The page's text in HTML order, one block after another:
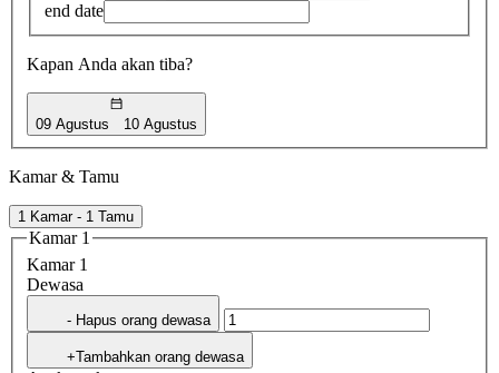
end date
Kapan Anda akan tiba?
09 Agustus 10 Agustus
Kamar & Tamu
1 Kamar - 1 Tamu
Kamar 1
Kamar 1
Dewasa
- Hapus orang dewasa
+Tambahkan orang dewasa